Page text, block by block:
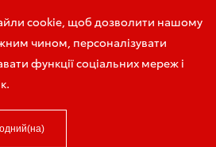
cookie, щоб дозволити нашому
чином, персоналізувати
функції соціальних мереж і
Лобове скло